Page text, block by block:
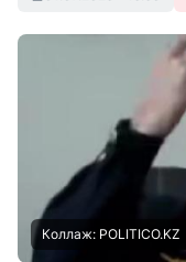
Коллаж: POLITICO.KZ